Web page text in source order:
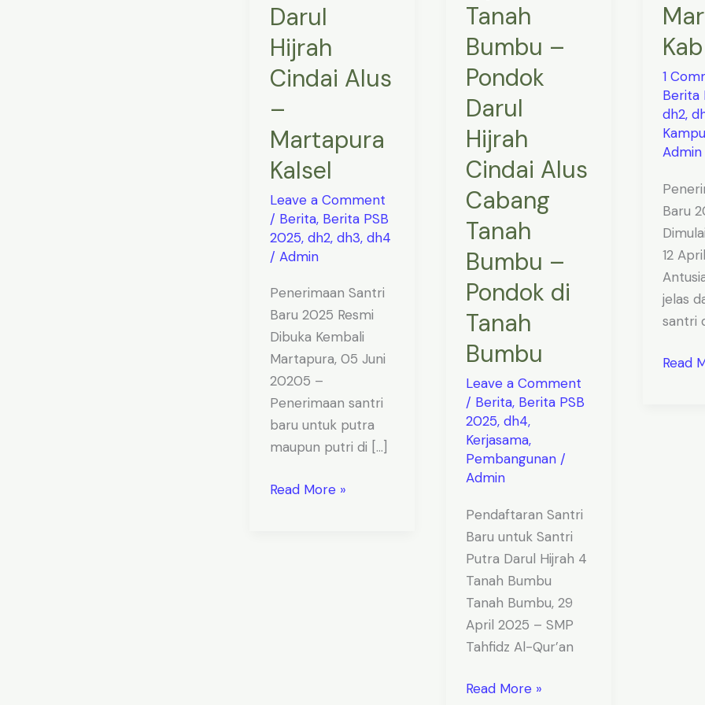
Darul
Hijrah
Cindai Alus
–
Martapura
Kalsel
Leave a Comment
/ Berita, Berita PSB
2025, dh2, dh3, dh4
/ Admin
Penerimaan Santri
Baru 2025 Resmi
Dibuka Kembali
Martapura, 05 Juni
20205 –
Penerimaan santri
baru untuk putra
maupun putri di […]
Read More »
Tanah
Bumbu –
Pondok
Darul
Hijrah
Cindai Alus
Cabang
Tanah
Bumbu –
Pondok di
Tanah
Bumbu
Leave a Comment
/ Berita, Berita PSB
2025,dh4,
Kerjasama,
Pembangunan /
Admin
Pendaftaran Santri
Baru untuk Santri
Putra Darul Hijrah 4
Tanah Bumbu
Tanah Bumbu, 29
April 2025 – SMP
Tahfidz Al-Qur’an
Cindai
Alus
Cabang
Tanah
Bumbu
Pondok
di
Tanah
Bumbu
Read More »
1
Berita
dh2,
Admin
Baru
12
jelas
santri
Read